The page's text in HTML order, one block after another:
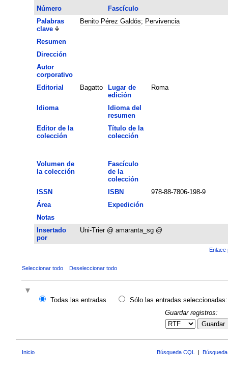
Número
Fascículo
Palabras
clave
Benito Pérez Galdós; Pervivencia
Resumen
Dirección
Autor
corporativo
Editorial
Bagatto
Lugar de
edición
Roma
Idioma
Idioma del
resumen
Editor de la
colección
Título de la
colección
Volumen de
la colección
Fascículo
de la
colección
ISSN
ISBN
978-88-7806-198-9
Área
Expedición
Notas
Insertado
por
Uni-Trier @ amaranta_sg @
Enlace
Seleccionar todo Deseleccionar todo
Todas las entradas
Sólo las entradas seleccionadas:
Guardar registros:
Guardar
Inicio Búsqueda CQL